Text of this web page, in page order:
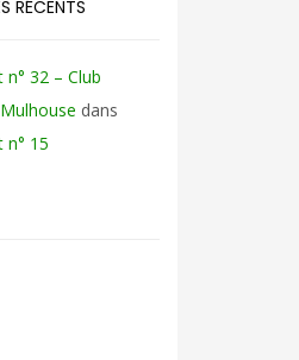
RÉCENTS
32 – Club
dans
n° 15